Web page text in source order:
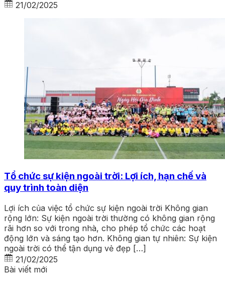
21/02/2025
Tổ chức sự kiện ngoài trời: Lợi ích, hạn chế và
quy trình toàn diện
Lợi ích của việc tổ chức sự kiện ngoài trời Không gian
rộng lớn: Sự kiện ngoài trời thường có không gian rộng
rãi hơn so với trong nhà, cho phép tổ chức các hoạt
động lớn và sáng tạo hơn. Không gian tự nhiên: Sự kiện
ngoài trời có thể tận dụng vẻ đẹp […]
21/02/2025
Bài viết mới